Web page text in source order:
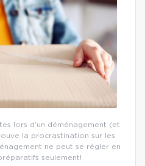
lors d’un déménagement (et
la procrastination sur les
ne peut se régler en
seulement!